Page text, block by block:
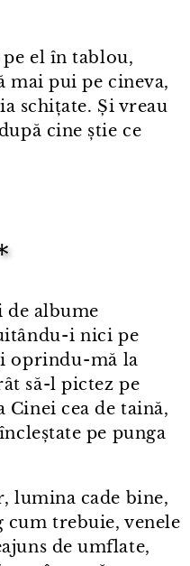
el în tablou,
mai pui pe cineva,
schițate. Și vreau
cine știe ce
de albume
⁠i nici pe
oprindu⁠-⁠mă la
să-l pictez pe
Cinei cea de taină,
pe punga
lumina cade bine,
cum trebuie, venele
de umflate,